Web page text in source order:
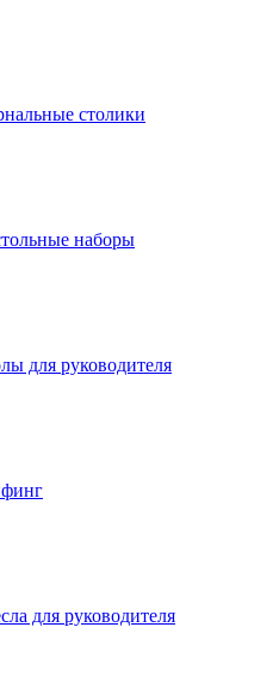
столики
наборы
для руководителя
для руководителя